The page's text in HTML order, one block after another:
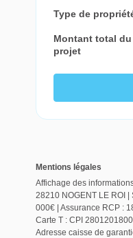
Mentions légales
Affichage des
28210 NOGENT LE ROI
000€ | Assurance RCP :
Carte T : CPI
Adresse caisse de